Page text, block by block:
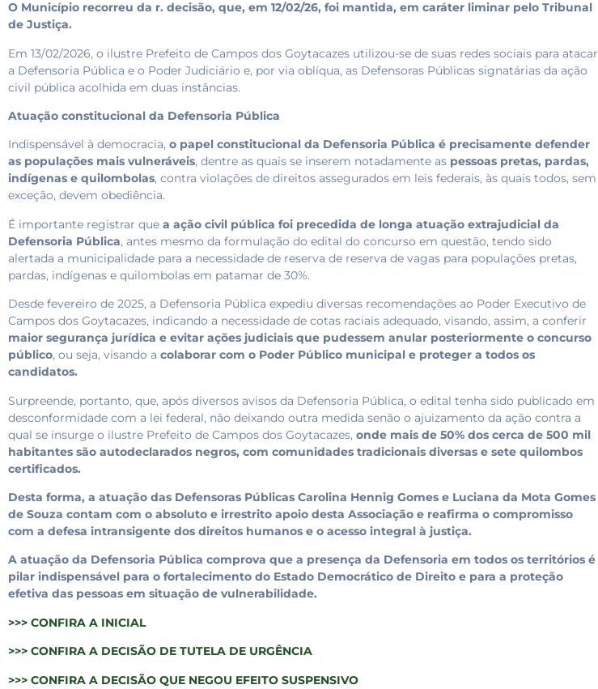
O Município recorreu da r. decisão, que, em 12/02/26, foi mantida, em caráter liminar pelo Tribunal
de Justiça.
Em 13/02/2026, o ilustre Prefeito de Campos dos Goytacazes utilizou-se de suas redes sociais para atacar
a Defensoria Pública e o Poder Judiciário e, por via oblíqua, as Defensoras Públicas signatárias da ação
civil pública acolhida em duas instâncias.
Atuação constitucional da Defensoria Pública
Indispensável à democracia, o papel constitucional da Defensoria Pública é precisamente defender
as populações mais vulneráveis, dentre as quais se inserem notadamente as pessoas pretas, pardas,
indígenas e quilombolas, contra violações de direitos assegurados em leis federais, às quais todos, sem
exceção, devem obediência.
É importante registrar que a ação civil pública foi precedida de longa atuação extrajudicial da
Defensoria Pública, antes mesmo da formulação do edital do concurso em questão, tendo sido
alertada a municipalidade para a necessidade de reserva de reserva de vagas para populações pretas,
pardas, indígenas e quilombolas em patamar de 30%.
Desde fevereiro de 2025, a Defensoria Pública expediu diversas recomendações ao Poder Executivo de
Campos dos Goytacazes, indicando a necessidade de cotas raciais adequado, visando, assim, a conferir
maior segurança jurídica e evitar ações judiciais que pudessem anular posteriormente o concurso
público, ou seja, visando a colaborar com o Poder Público municipal e proteger a todos os
candidatos.
Surpreende, portanto, que, após diversos avisos da Defensoria Pública, o edital tenha sido publicado em
desconformidade com a lei federal, não deixando outra medida senão o ajuizamento da ação contra a
qual se insurge o ilustre Prefeito de Campos dos Goytacazes, onde mais de 50% dos cerca de 500 mil
habitantes são autodeclarados negros, com comunidades tradicionais diversas e sete quilombos
certificados.
Desta forma, a atuação das Defensoras Públicas Carolina Hennig Gomes e Luciana da Mota Gomes
de Souza contam com o absoluto e irrestrito apoio desta Associação e reafirma o compromisso
com a defesa intransigente dos direitos humanos e o acesso integral à justiça.
A atuação da Defensoria Pública comprova que a presença da Defensoria em todos os territórios é
pilar indispensável para o fortalecimento do Estado Democrático de Direito e para a proteção
efetiva das pessoas em situação de vulnerabilidade.
>>> CONFIRA A INICIAL
>>> CONFIRA A DECISÃO DE TUTELA DE URGÊNCIA
>>> CONFIRA A DECISÃO QUE NEGOU EFEITO SUSPENSIVO